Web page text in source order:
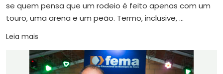
se quem pensa que um rodeio é feito apenas com um
touro, uma arena e um peão. Termo, inclusive, ...
Leia mais